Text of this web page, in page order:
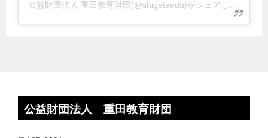
公益財団法人 重田教育財団